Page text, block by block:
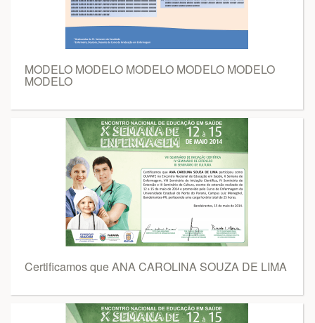
MODELO MODELO MODELO MODELO MODELO
MODELO
Certificamos que ANA CAROLINA SOUZA DE LIMA